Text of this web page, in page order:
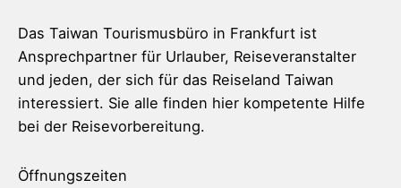
Das Taiwan Tourismusbüro in Frankfurt ist
Ansprechpartner für Urlauber, Reiseveranstalter
und jeden, der sich für das Reiseland Taiwan
interessiert. Sie alle finden hier kompetente Hilfe
bei der Reisevorbereitung.
Öffnungszeiten